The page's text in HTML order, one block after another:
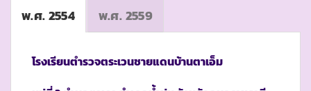
พ.ศ. 2554 พ.ศ. 2559
โรงเรียนตำรวจตระเวนชายแดนบ้านตาเอ็ม